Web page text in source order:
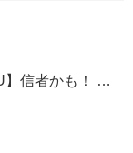
今季も【GU】信者かも！ こりゃ、高見えすぎるよ（泣）噂の「優秀ジャケット」